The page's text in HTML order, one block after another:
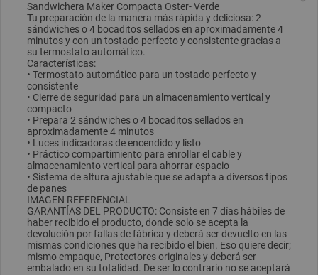
Sandwichera Maker Compacta Oster- Verde
Tu preparación de la manera más rápida y deliciosa: 2
sándwiches o 4 bocaditos sellados en aproximadamente 4
minutos y con un tostado perfecto y consistente gracias a
su termostato automático.
Características:
• Termostato automático para un tostado perfecto y
consistente
• Cierre de seguridad para un almacenamiento vertical y
compacto
• Prepara 2 sándwiches o 4 bocaditos sellados en
aproximadamente 4 minutos
• Luces indicadoras de encendido y listo
• Práctico compartimiento para enrollar el cable y
almacenamiento vertical para ahorrar espacio
• Sistema de altura ajustable que se adapta a diversos tipos
de panes
IMAGEN REFERENCIAL
GARANTÍAS DEL PRODUCTO: Consiste en 7 días hábiles de
haber recibido el producto, donde solo se acepta la
devolución por fallas de fábrica y deberá ser devuelto en las
mismas condiciones que ha recibido el bien. Eso quiere decir;
mismo empaque, Protectores originales y deberá ser
embalado en su totalidad. De ser lo contrario no se aceptará